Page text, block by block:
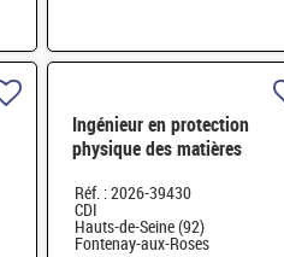
Ingénieur en protection
physique des matières
Réf. : 2026-39430
CDI
Hauts-de-Seine (92)
Fontenay-aux-Roses